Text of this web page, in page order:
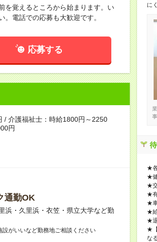
を覚えるところから始まります。い
電話での応募も大歓迎です。
応募する
/ 介護福祉士：時給1800円～2250
円
通勤OK
浜・久里浜・衣笠・県立大学など勤
がいいなど勤務地ご相談ください
に
★
★
★
★
★
★
★
★
な